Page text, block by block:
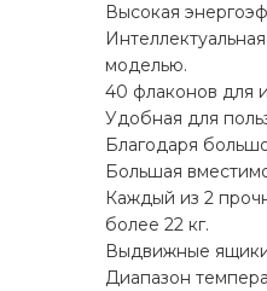
Высокая
моделью.
40 флаконов для
Удобная для
Благодаря
Большая
Каждый из 2
более 22 кг.
Выдвижные ящики
Диапазон